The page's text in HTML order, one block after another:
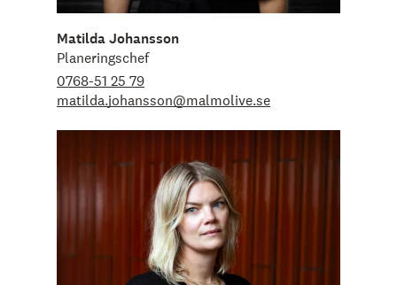
Matilda Johansson
Planeringschef
0768-51 25 79
matilda.johansson@malmolive.se